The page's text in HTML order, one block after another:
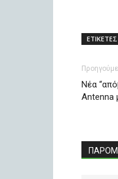
ΕΤΙΚΕΤΕΣ
Nέα
Antenna